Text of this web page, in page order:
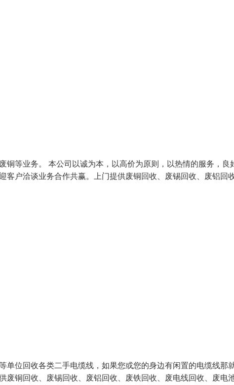
等业务。 本公司以诚为本，以高价为原则，以热情的服务，良
户洽谈业务合作共赢。上门提供废铜回收、废锡回收、废铝回
位回收各类二手电缆线，如果您或您的身边有闲置的电缆线那
铜回收、废锡回收、废铝回收、废铁回收、废电线回收、废电